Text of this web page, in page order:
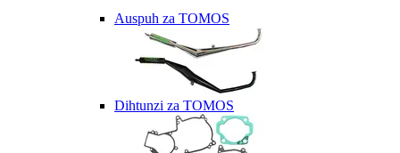
Auspuh za TOMOS
Dihtunzi za TOMOS